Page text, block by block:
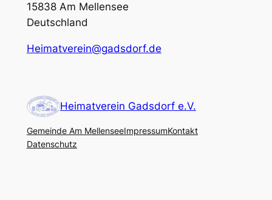
15838 Am Mellensee
Deutschland
Heimatverein@gadsdorf.de
Heimatverein Gadsdorf e.V.
Gemeinde Am MellenseeImpressumKontakt
Datenschutz